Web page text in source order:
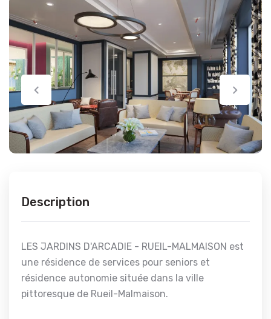
Description
LES JARDINS D'ARCADIE - RUEIL-MALMAISON est
une résidence de services pour seniors et
résidence autonomie située dans la ville
pittoresque de Rueil-Malmaison.